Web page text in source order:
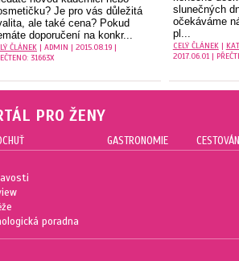
Je pro vás důležitá
ale také cena? Pokud
doporučení na konkr...
ČLÁNEK | ADMIN | 2015.08.19 |
31663X
slunečných
očekáváme
pl...
CELÝ ČLÁNEK|
2017.06.01 |
PRO ŽENY
poradna
GASTRONOMIE